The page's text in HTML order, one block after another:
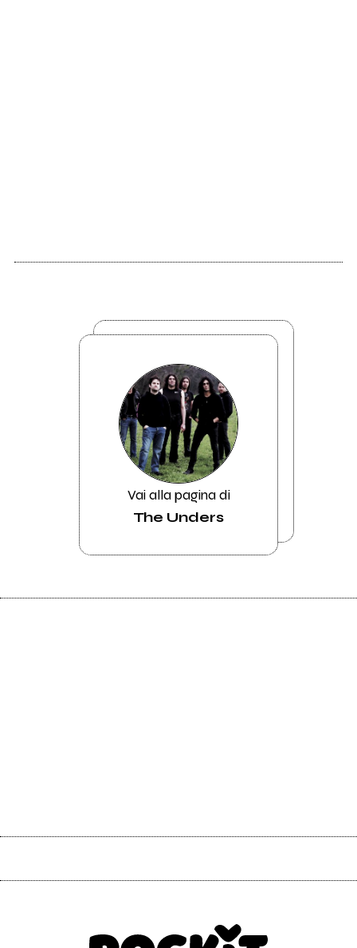
Vai alla pagina di
The Unders